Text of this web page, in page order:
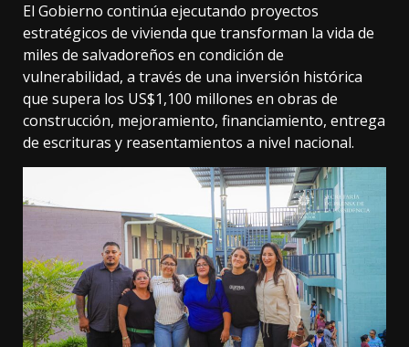
El Gobierno continúa ejecutando proyectos
estratégicos de vivienda que transforman la vida de
miles de salvadoreños en condición de
vulnerabilidad, a través de una inversión histórica
que supera los US$1,100 millones en obras de
construcción, mejoramiento, financiamiento, entrega
de escrituras y reasentamientos a nivel nacional.